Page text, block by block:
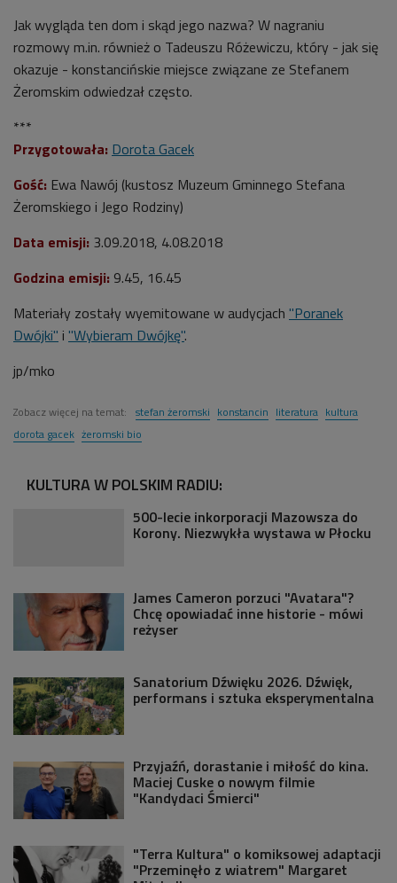
Jak wygląda ten dom i skąd jego nazwa? W nagraniu
rozmowy m.in. również o Tadeuszu Różewiczu, który - jak się
okazuje - konstancińskie miejsce związane ze Stefanem
Żeromskim odwiedzał często.
***
Przygotowała: Dorota Gacek
Gość: Ewa Nawój (kustosz Muzeum Gminnego Stefana
Żeromskiego i Jego Rodziny)
Data emisji: 3.09.2018, 4.08.2018
Godzina emisji: 9.45, 16.45
Materiały zostały wyemitowane w audycjach "Poranek
Dwójki" i "Wybieram Dwójkę".
jp/mko
Zobacz więcej na temat: stefan żeromski konstancin literatura kultura
dorota gacek żeromski bio
KULTURA W POLSKIM RADIU:
500-lecie inkorporacji Mazowsza do
Korony. Niezwykła wystawa w Płocku
James Cameron porzuci "Avatara"?
Chcę opowiadać inne historie - mówi
reżyser
Sanatorium Dźwięku 2026. Dźwięk,
performans i sztuka eksperymentalna
Przyjaźń, dorastanie i miłość do kina.
Maciej Cuske o nowym filmie
"Kandydaci Śmierci"
"Terra Kultura" o komiksowej adaptacji
"Przeminęło z wiatrem" Margaret